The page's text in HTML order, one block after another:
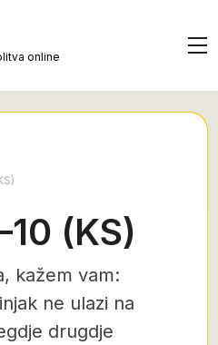
online
(KS)
kažem vam:
ne ulazi na
drugdje